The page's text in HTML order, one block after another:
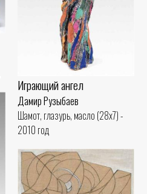
Играющий ангел
Дамир Рузыбаев
Шамот, глазурь, масло (28x7) -
2010 год